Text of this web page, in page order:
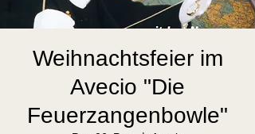
Weihnachtsfeier im
Avecio "Die
Feuerzangenbowle"